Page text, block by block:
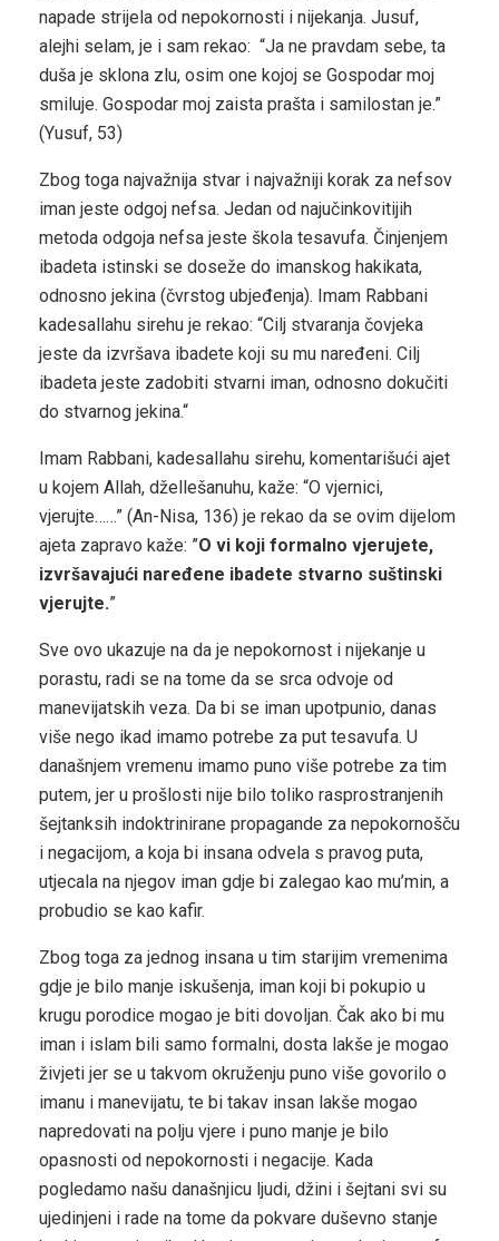
napade strijela od nepokornosti i nijekanja. Jusuf,
alejhi selam, je i sam rekao: “Ja ne pravdam sebe, ta
duša je sklona zlu, osim one kojoj se Gospodar moj
smiluje. Gospodar moj zaista prašta i samilostan je.”
(Yusuf, 53)
Zbog toga najvažnija stvar i najvažniji korak za nefsov
iman jeste odgoj nefsa. Jedan od najučinkovitijih
metoda odgoja nefsa jeste škola tesavufa. Činjenjem
ibadeta istinski se doseže do imanskog hakikata,
odnosno jekina (čvrstog ubjeđenja). Imam Rabbani
kadesallahu sirehu je rekao: “Cilj stvaranja čovjeka
jeste da izvršava ibadete koji su mu naređeni. Cilj
ibadeta jeste zadobiti stvarni iman, odnosno dokučiti
do stvarnog jekina.“
Imam Rabbani, kadesallahu sirehu, komentarišući ajet
u kojem Allah, džellešanuhu, kaže: “O vjernici,
vjerujte……” (An-Nisa, 136) je rekao da se ovim dijelom
ajeta zapravo kaže: ”O vi koji formalno vjerujete,
izvršavajući naređene ibadete stvarno suštinski
vjerujte.”
Sve ovo ukazuje na da je nepokornost i nijekanje u
porastu, radi se na tome da se srca odvoje od
manevijatskih veza. Da bi se iman upotpunio, danas
više nego ikad imamo potrebe za put tesavufa. U
današnjem vremenu imamo puno više potrebe za tim
putem, jer u prošlosti nije bilo toliko rasprostranjenih
šejtanksih indoktrinirane propagande za nepokornošču
i negacijom, a koja bi insana odvela s pravog puta,
utjecala na njegov iman gdje bi zalegao kao mu’min, a
probudio se kao kafir.
Zbog toga za jednog insana u tim starijim vremenima
gdje je bilo manje iskušenja, iman koji bi pokupio u
krugu porodice mogao je biti dovoljan. Čak ako bi mu
iman i islam bili samo formalni, dosta lakše je mogao
živjeti jer se u takvom okruženju puno više govorilo o
imanu i manevijatu, te bi takav insan lakše mogao
napredovati na polju vjere i puno manje je bilo
opasnosti od nepokornosti i negacije. Kada
pogledamo našu današnjicu ljudi, džini i šejtani svi su
ujedinjeni i rade na tome da pokvare duševno stanje